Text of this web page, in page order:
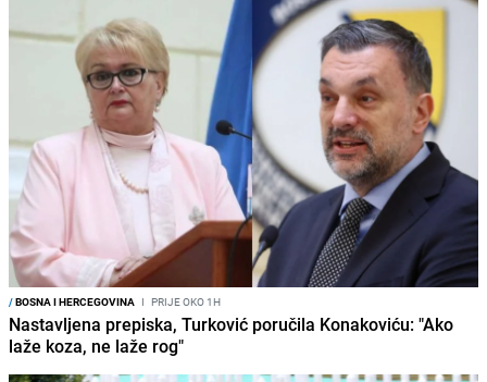
/BOSNA I HERCEGOVINA I PRIJE OKO 1H
Nastavljena prepiska, Turković poručila Konakoviću: "Ako
laže koza, ne laže rog"